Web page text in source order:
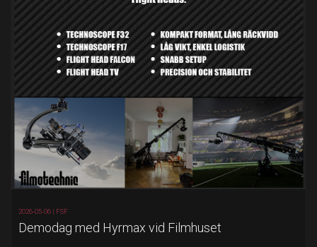
2026-05-06 | FSF
Demodag med Hyrmax vid Filmhuset